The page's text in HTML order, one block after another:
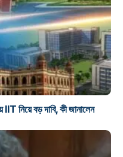
IIT নিয়ে বড় দাবি, কী জানালেন